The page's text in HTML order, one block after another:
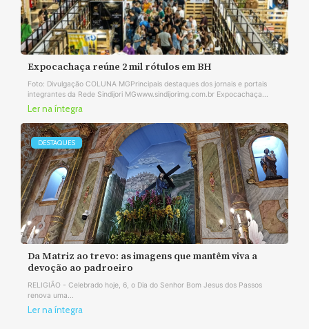
Expocachaça reúne 2 mil rótulos em BH
Foto: Divulgação COLUNA MGPrincipais destaques dos jornais e portais
integrantes da Rede Sindijori MGwww.sindijorimg.com.br Expocachaça...
Ler na íntegra
DESTAQUES
Da Matriz ao trevo: as imagens que mantêm viva a
devoção ao padroeiro
RELIGIÃO - Celebrado hoje, 6, o Dia do Senhor Bom Jesus dos Passos
renova uma...
Ler na íntegra